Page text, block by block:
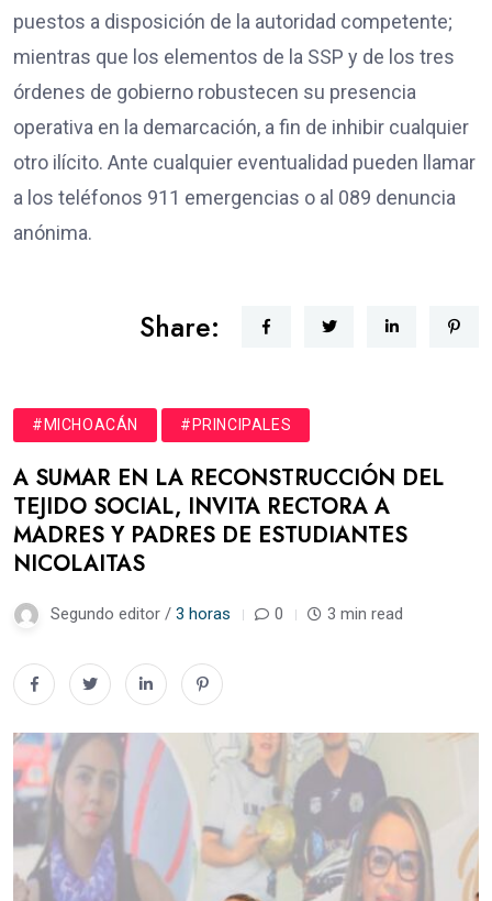
puestos a disposición de la autoridad competente;
mientras que los elementos de la SSP y de los tres
órdenes de gobierno robustecen su presencia
operativa en la demarcación, a fin de inhibir cualquier
otro ilícito. Ante cualquier eventualidad pueden llamar
a los teléfonos 911 emergencias o al 089 denuncia
anónima.
Share:
#MICHOACÁN #PRINCIPALES
A SUMAR EN LA RECONSTRUCCIÓN DEL
TEJIDO SOCIAL, INVITA RECTORA A
MADRES Y PADRES DE ESTUDIANTES
NICOLAITAS
Segundo editor / 3 horas 0 3 min read